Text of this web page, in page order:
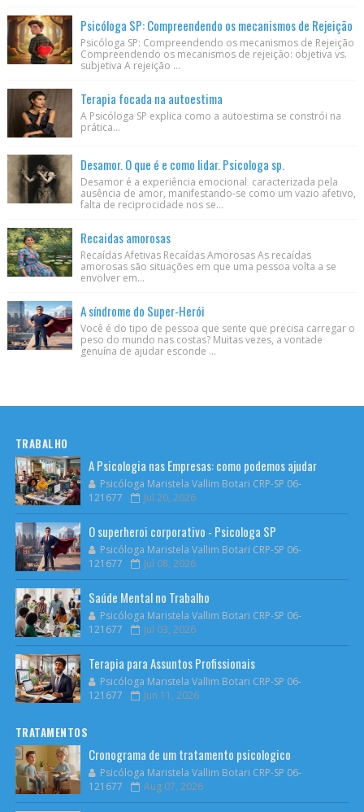
Psicóloga SP: Compreendendo os mecanismos de Rejeição
Psicóloga SP: Compreendendo os mecanismos de Rejeição
Compreendendo os mecanismos de rejeição: objetiva vs.
subjetiva A rejeição ...
Terapia focada na autoestima
A Psicóloga SP explica como a autoestima se constrói na
prática...
Desamor. O que é e como lidar. Psicologa sp.
Desamor é a experiência emocional caracterizada pela
ausência de amor, manifestando-se como um vazio afetivo,
falta de reciprocidade nos se...
Recaidas amorosas
Recaídas Afetivas Recaídas Amorosas As recaídas
amorosas são situações em que uma pessoa volta a se
envolver em...
A síndrome do Super-Herói
Você é do tipo de pessoa que sente que precisa carregar o
peso do mundo nas costas? Muitas vezes, a vontade
genuína de ajudar esconde ...
TRABALHO
A Psicologia nas Empresas: como podemos ajudar
Psicóloga Maristela Vallim Botari CRP-SP 06-
121677
Jul 20, 2026
O superheroi corporativo - Psicologa SP
Psicóloga Maristela Vallim Botari CRP-SP 06-
121677
Jul 08, 2026
Saúde Mental no Trabalho
Psicóloga Maristela Vallim Botari CRP-SP 06-
121677
Jul 03, 2026
Terapia para Assuntos Profissionais
Psicóloga Maristela Vallim Botari CRP-SP 06-
121677
Jun 11, 2026
TRATAMENTOS
Cronograma de um tratamento psicologico
Psicóloga Maristela Vallim Botari CRP-SP 06-
121677
Aug 07, 2026